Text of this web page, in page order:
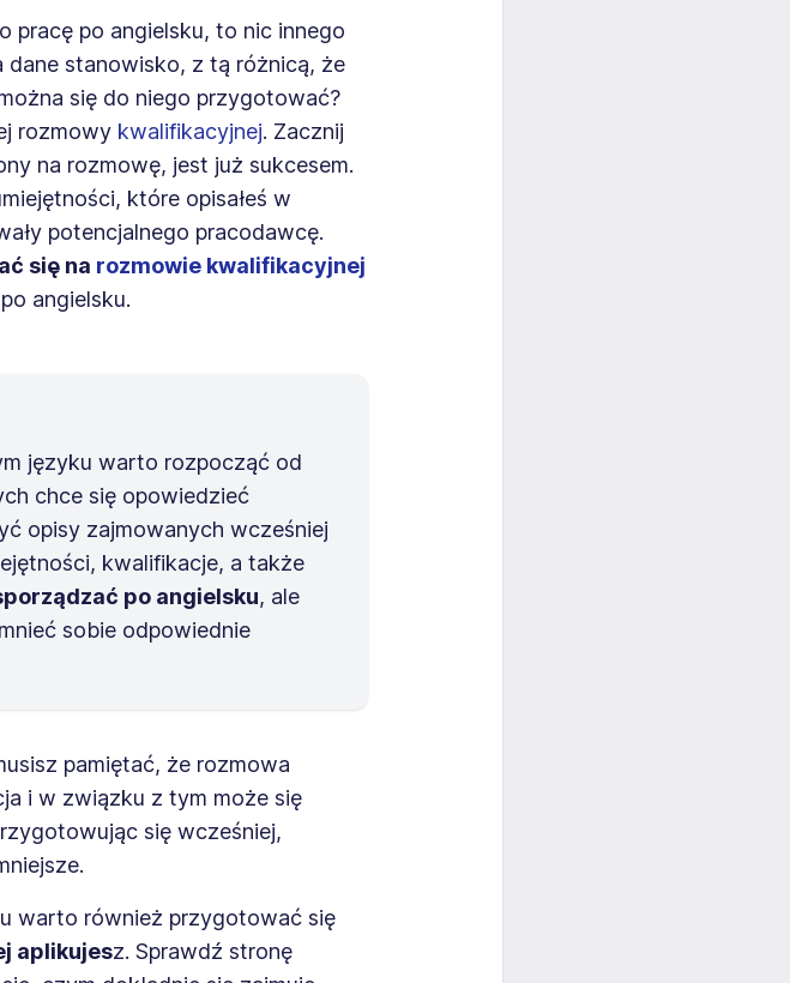
pracę po angielsku, to nic innego
stanowisko, z tą różnicą, że
się do niego przygotować?
rozmowy kwalifikacyjnej. Zacznij
na rozmowę, jest już sukcesem.
które opisałeś w
potencjalnego pracodawcę.
się na rozmowie kwalifikacyjnej
angielsku.
języku warto rozpocząć od
chce się opowiedzieć
opisy zajmowanych wcześniej
kwalifikacje, a także
po angielsku, ale
sobie odpowiednie
pamiętać, że rozmowa
i w związku z tym może się
się wcześniej,
warto również przygotować się
aplikujesz. Sprawdź stronę